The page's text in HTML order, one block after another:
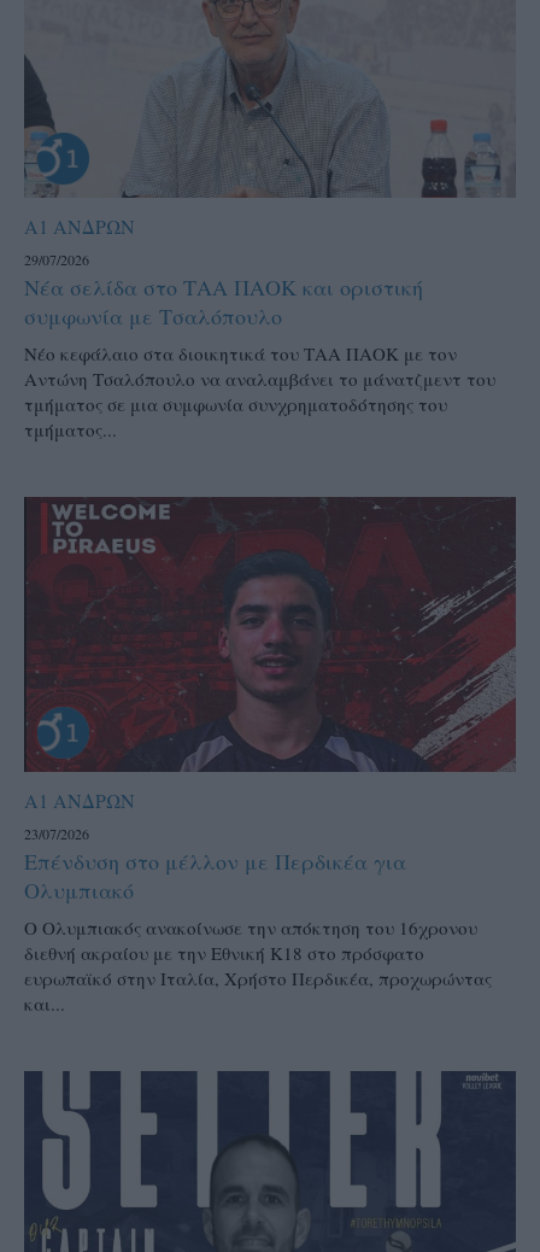
Α1 ΑΝΔΡΩΝ
29/07/2026
Νέα σελίδα στο ΤΑΑ ΠΑΟΚ και οριστική
συμφωνία με Τσαλόπουλο
Νέο κεφάλαιο στα διοικητικά του ΤΑΑ ΠΑΟΚ με τον
Αντώνη Τσαλόπουλο να αναλαμβάνει το μάνατζμεντ του
τμήματος σε μια συμφωνία συνχρηματοδότησης του
τμήματος...
Α1 ΑΝΔΡΩΝ
23/07/2026
Επένδυση στο μέλλον με Περδικέα για
Ολυμπιακό
Ο Ολυμπιακός ανακοίνωσε την απόκτηση του 16χρονου
διεθνή ακραίου με την Εθνική Κ18 στο πρόσφατο
ευρωπαϊκό στην Ιταλία, Χρήστο Περδικέα, προχωρώντας
και...